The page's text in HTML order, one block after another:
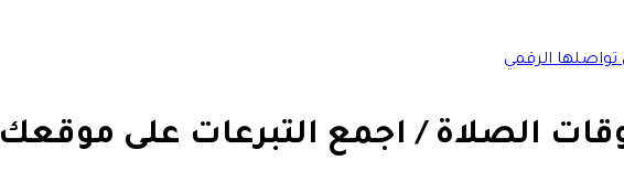
الرقمي
الصلاة / اجمع التبرعات على موقعك